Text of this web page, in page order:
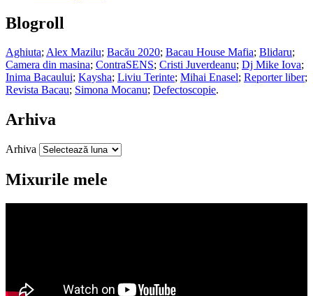
Blogroll
Aghiuta;Alex Mazilu; Bacău 2020; Bacau House Mafia; Blidaru;
Camera din masina; ContraSENS; Cristi Juverdeanu; Dj Mike Iova;
Inima Bacaului; Kaysha; Liviu Terinte; Mihai Enasel; Reporter liber;
Revista Bacau; Simona Mocanu; Defectoscopie.
Arhiva
Arhiva
Mixurile mele